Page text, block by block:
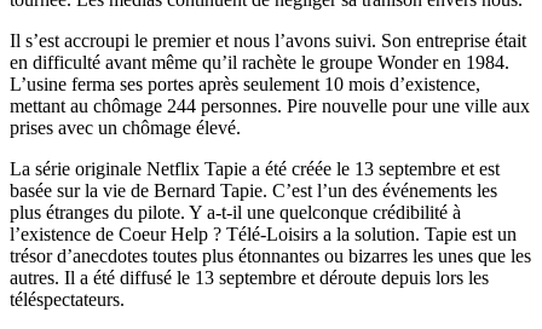
Il s’est accroupi le premier et nous l’avons suivi. Son entreprise était
en difficulté avant même qu’il rachète le groupe Wonder en 1984.
L’usine ferma ses portes après seulement 10 mois d’existence,
mettant au chômage 244 personnes. Pire nouvelle pour une ville aux
prises avec un chômage élevé.
La série originale Netflix Tapie a été créée le 13 septembre et est
basée sur la vie de Bernard Tapie. C’est l’un des événements les
plus étranges du pilote. Y a-t-il une quelconque crédibilité à
l’existence de Coeur Help ? Télé-Loisirs a la solution. Tapie est un
trésor d’anecdotes toutes plus étonnantes ou bizarres les unes que les
autres. Il a été diffusé le 13 septembre et déroute depuis lors les
téléspectateurs.